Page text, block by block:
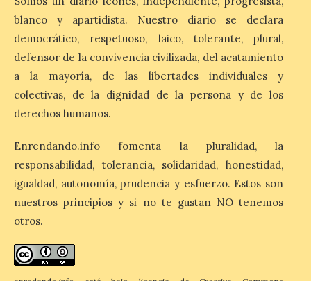
para un eclipse”, un
concierto único con
motivo del eclipse de sol
10 Ago 2026
12 de agosto en el
incluye el estreno absoluto
de una composición del
músico segoviano Geni Uñón. Turismo de
Segovia lanza el Premio Internacional de
Fotografía del Eclipse “Segovia bajo […]
València prepara un
operativo especial de
limpieza en las playas y el
blanco y apartidista. Nuestro diario se declara
democrático, respetuoso, laico, tolerante, plural,
defensor de la convivencia civilizada, del acatamiento
a la mayoría, de las libertades individuales y
colectivas, de la dignidad de la persona y de los
derechos humanos.
Enrendando.info fomenta la pluralidad, la
responsabilidad, tolerancia, solidaridad, honestidad,
igualdad, autonomía, prudencia y esfuerzo. Estos son
nuestros principios y si no te gustan NO tenemos
otros.